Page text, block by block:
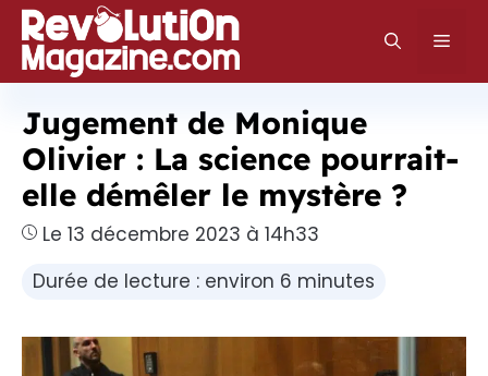
Aller
au
contenu
Jugement de Monique
Olivier : La science pourrait-
elle démêler le mystère ?
Le 13 décembre 2023 à 14h33
Durée de lecture : environ 6 minutes